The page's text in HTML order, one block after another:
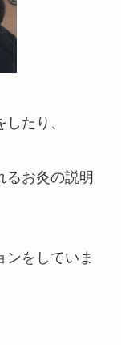
たり、
るお灸の説明
ンをしていま